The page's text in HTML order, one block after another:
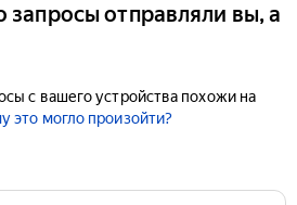
запросы отправляли вы, а
с вашего устройства похожи на
это могло произойти?